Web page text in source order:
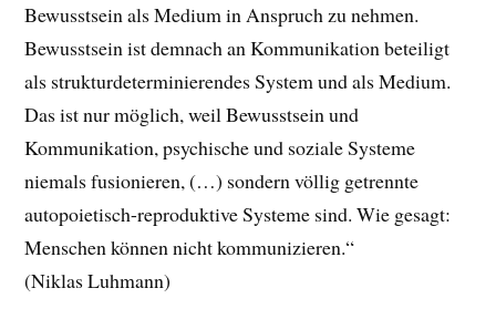
Bewusstsein als Medium in Anspruch zu nehmen.
Bewusstsein ist demnach an Kommunikation beteiligt
als strukturdeterminierendes System und als Medium.
Das ist nur möglich, weil Bewusstsein und
Kommunikation, psychische und soziale Systeme
niemals fusionieren, (…) sondern völlig getrennte
autopoietisch-reproduktive Systeme sind. Wie gesagt:
Menschen können nicht kommunizieren.“
(Niklas Luhmann)